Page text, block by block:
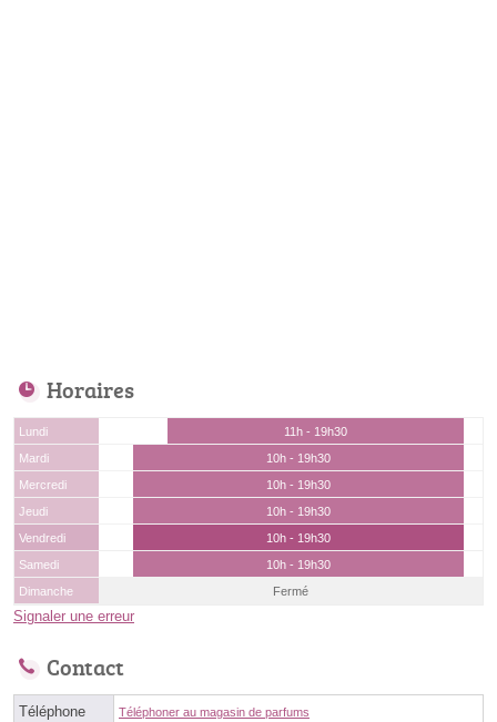
Horaires
Lundi
11h - 19h30
Mardi
10h - 19h30
Mercredi
10h - 19h30
Jeudi
10h - 19h30
Vendredi
10h - 19h30
Samedi
10h - 19h30
Dimanche
Fermé
Signaler une erreur
Contact
Téléphone Téléphoner au magasin de parfums